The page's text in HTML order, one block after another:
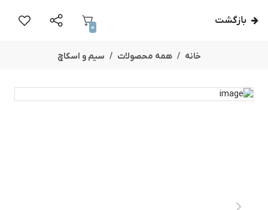
بازگشت
0
خانه همه محصولات سیم و اسکاچ